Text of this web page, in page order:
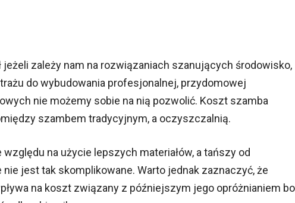
zależy nam na rozwiązaniach szanujących środowisko,
do wybudowania profesjonalnej, przydomowej
nie możemy sobie na nią pozwolić. Koszt szamba
szambem tradycyjnym, a oczyszczalnią.
na użycie lepszych materiałów, a tańszy od
jest tak skomplikowane. Warto jednak zaznaczyć, że
na koszt związany z późniejszym jego opróżnianiem bo